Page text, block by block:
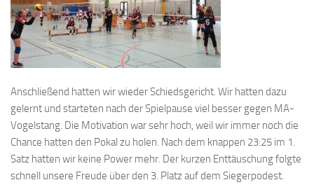
Anschließend hatten wir wieder Schiedsgericht. Wir hatten dazu
gelernt und starteten nach der Spielpause viel besser gegen MA-
Vogelstang. Die Motivation war sehr hoch, weil wir immer noch die
Chance hatten den Pokal zu holen. Nach dem knappen 23:25 im 1.
Satz hatten wir keine Power mehr. Der kurzen Enttäuschung folgte
schnell unsere Freude über den 3. Platz auf dem Siegerpodest.